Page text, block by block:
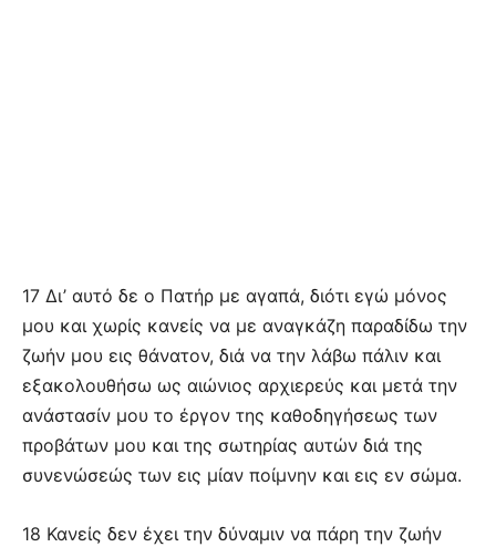
17 Δι’ αυτό δε ο Πατήρ με αγαπά, διότι εγώ μόνος
μου και χωρίς κανείς να με αναγκάζη παραδίδω την
ζωήν μου εις θάνατον, διά να την λάβω πάλιν και
εξακολουθήσω ως αιώνιος αρχιερεύς και μετά την
ανάστασίν μου το έργον της καθοδηγήσεως των
προβάτων μου και της σωτηρίας αυτών διά της
συνενώσεώς των εις μίαν ποίμνην και εις εν σώμα.
18 Κανείς δεν έχει την δύναμιν να πάρη την ζωήν